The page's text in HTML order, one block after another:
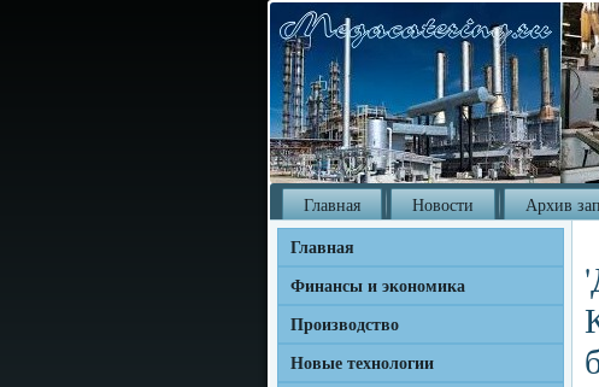
Главная Новости Архив
Главная
Финансы и экономика
Производство
Новые технологии